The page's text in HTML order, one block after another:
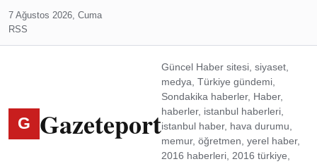
7 Ağustos 2026, Cuma
RSS
G Gazeteport
Güncel Haber sitesi, siyaset,
medya, Türkiye gündemi,
Sondakika haberler, Haber,
haberler, istanbul haberleri,
istanbul haber, hava durumu,
memur, öğretmen, yerel haber,
2016 haberleri, 2016 türkiye,